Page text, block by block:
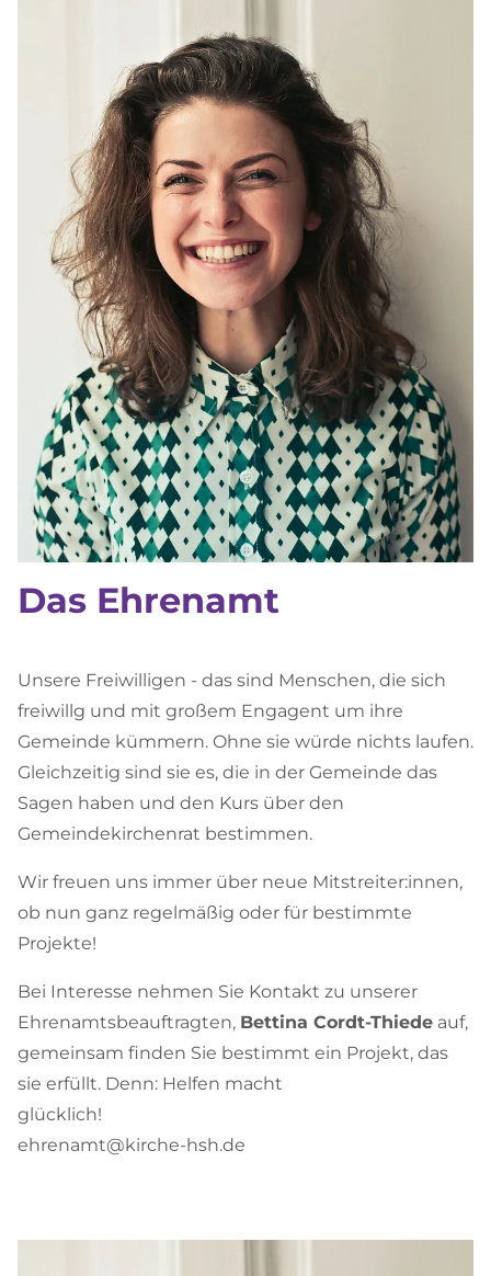
Das Ehrenamt
Unsere Freiwilligen - das sind Menschen, die sich
freiwillg und mit großem Engagent um ihre
Gemeinde kümmern. Ohne sie würde nichts laufen.
Gleichzeitig sind sie es, die in der Gemeinde das
Sagen haben und den Kurs über den
Gemeindekirchenrat bestimmen.
Wir freuen uns immer über neue Mitstreiter:innen,
ob nun ganz regelmäßig oder für bestimmte
Projekte!
Bei Interesse nehmen Sie Kontakt zu unserer
Ehrenamtsbeauftragten, Bettina Cordt-Thiede auf,
gemeinsam finden Sie bestimmt ein Projekt, das
sie erfüllt. Denn: Helfen macht
glücklich!
ehrenamt@kirche-hsh.de